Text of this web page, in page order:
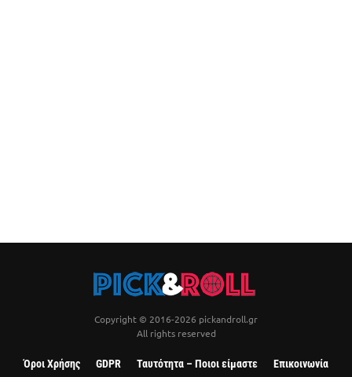
Copyright © 2016-2026 pickandroll.gr
All rights reserved
Όροι Χρήσης GDPR Ταυτότητα – Ποιοι είμαστε Επικοινωνία